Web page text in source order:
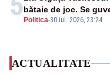
Politica-30 iul. 2026, 23:24
bătaie de joc. Se
ACTUALITATE